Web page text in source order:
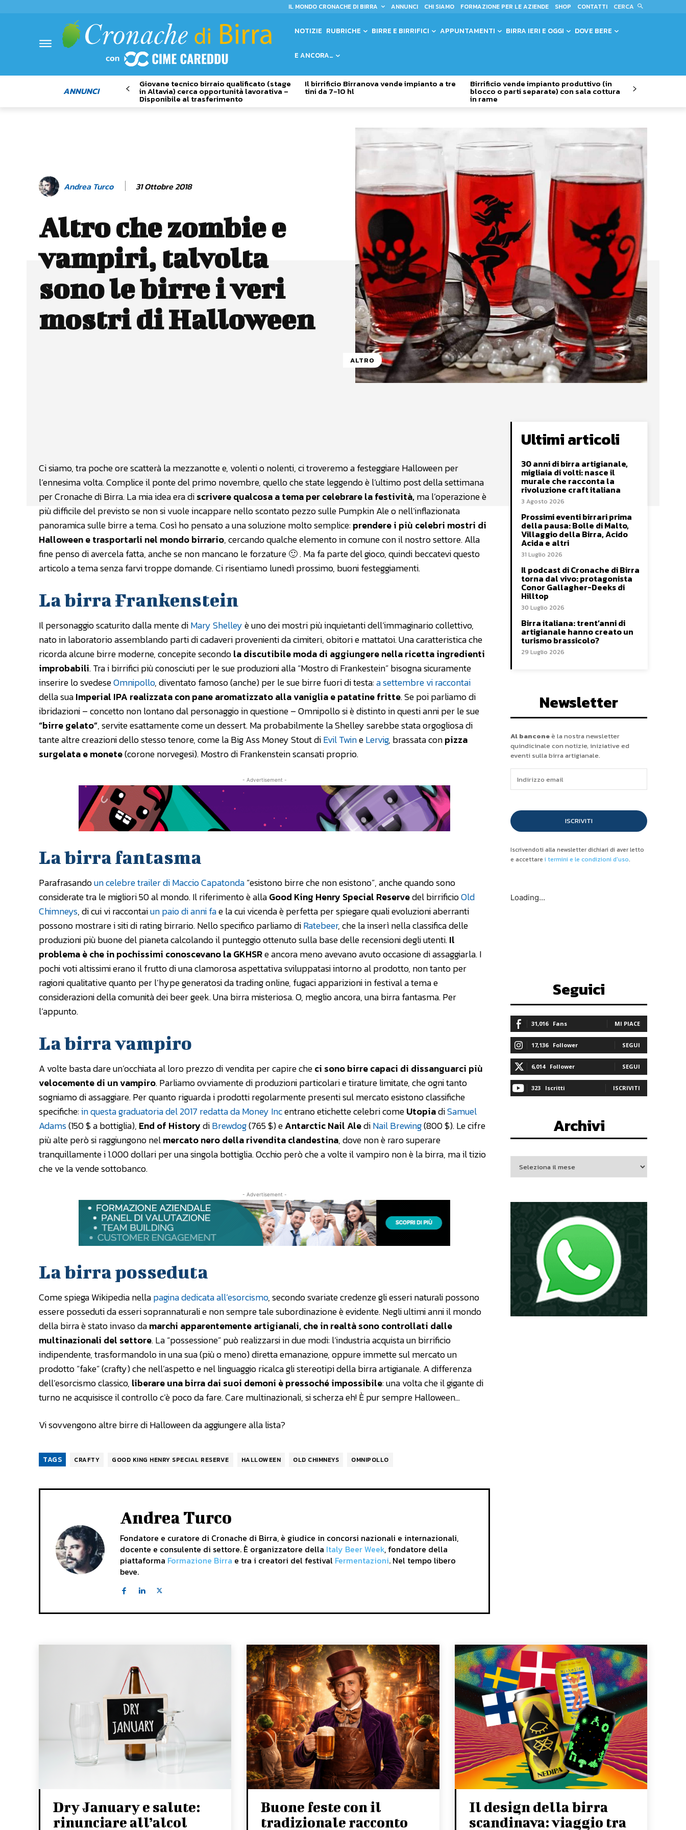
IL MONDO CRONACHE DI BIRRA ANNUNCI CHI SIAMO FORMAZIONE PER LE AZIENDE SHOP CONTATTI CERCA
NOTIZIE RUBRICHE BIRRE E BIRRIFICI APPUNTAMENTI BIRRA IERI E OGGI DOVE BERE
E ANCORA…
ANNUNCI
Giovane tecnico birraio qualificato (stage
in Altavia) cerca opportunità lavorativa –
Disponibile al trasferimento
Il birrificio Birranova vende impianto a tre
tini da 7-10 hl
Birrificio vende impianto produttivo (in
blocco o parti separate) con sala cottura
in rame
Andrea Turco 31 Ottobre 2018
Altro che zombie e
vampiri, talvolta
sono le birre i veri
mostri di Halloween
ALTRO
Ci siamo, tra poche ore scatterà la mezzanotte e, volenti o nolenti, ci troveremo a festeggiare Halloween per
l’ennesima volta. Complice il ponte del primo novembre, quello che state leggendo è l’ultimo post della settimana
per Cronache di Birra. La mia idea era discrivere qualcosa a tema per celebrare la festività,ma l’operazione è
più difficile del previsto se non si vuole incappare nello scontato pezzo sulle Pumpkin Ale o nell’inflazionata
panoramica sulle birre a tema. Così ho pensato a una soluzione molto semplice:prendere i più celebri mostri di
Halloween e trasportarli nel mondo birrario, cercando qualche elemento in comune con il nostro settore. Alla
fine penso di avercela fatta, anche se non mancano le forzature 🙂 . Ma fa parte del gioco, quindi beccatevi questo
articolo a tema senza farvi troppe domande. Ci risentiamo lunedì prossimo, buoni festeggiamenti.
La birra Frankenstein
Il personaggio scaturito dalla mente diMary Shelleyè uno dei mostri più inquietanti dell’immaginario collettivo,
nato in laboratorio assemblando parti di cadaveri provenienti da cimiteri, obitori e mattatoi. Una caratteristica che
ricorda alcune birre moderne, concepite secondola discutibile moda di aggiungere nella ricetta ingredienti
improbabili. Tra i birrifici più conosciuti per le sue produzioni alla “Mostro di Frankestein” bisogna sicuramente
inserire lo svedeseOmnipollo, diventato famoso (anche) per le sue birre fuori di testa:a settembre vi raccontai
della suaImperial IPA realizzata con pane aromatizzato alla vaniglia e patatine fritte. Se poi parliamo di
ibridazioni – concetto non lontano dal personaggio in questione – Omnipollo si è distinto in questi anni per le sue
“birre gelato”, servite esattamente come un dessert. Ma probabilmente la Shelley sarebbe stata orgogliosa di
tante altre creazioni dello stesso tenore, come la Big Ass Money Stout diEvil TwineLervig, brassata conpizza
surgelata e monete(corone norvegesi). Mostro di Frankenstein scansati proprio.
- Advertisement -
La birra fantasma
Parafrasandoun celebre trailer di Maccio Capatonda“esistono birre che non esistono”, anche quando sono
considerate tra le migliori 50 al mondo. Il riferimento è allaGood King Henry Special Reservedel birrificioOld
Chimneys, di cui vi raccontaiun paio di anni fae la cui vicenda è perfetta per spiegare quali evoluzioni aberranti
possono mostrare i siti di rating birrario. Nello specifico parliamo diRatebeer, che la inserì nella classifica delle
produzioni più buone del pianeta calcolando il punteggio ottenuto sulla base delle recensioni degli utenti.Il
problema è che in pochissimi conoscevano la GKHSRe ancora meno avevano avuto occasione di assaggiarla. I
pochi voti altissimi erano il frutto di una clamorosa aspettativa sviluppatasi intorno al prodotto, non tanto per
ragioni qualitative quanto per l’hype generatosi da trading online, fugaci apparizioni in festival a tema e
considerazioni della comunità dei beer geek. Una birra misteriosa. O, meglio ancora, una birra fantasma. Per
l’appunto.
La birra vampiro
A volte basta dare un’occhiata al loro prezzo di vendita per capire checi sono birre capaci di dissanguarci più
velocemente di un vampiro. Parliamo ovviamente di produzioni particolari e tirature limitate, che ogni tanto
sogniamo di assaggiare. Per quanto riguarda i prodotti regolarmente presenti sul mercato esistono classifiche
specifiche:in questa graduatoria del 2017 redatta da Money Incentrano etichette celebri comeUtopiadiSamuel
Adams(150 $ a bottiglia), End of HistorydiBrewdog(765 $) eAntarctic Nail AlediNail Brewing(800 $). Le cifre
più alte però si raggiungono nelmercato nero della rivendita clandestina, dove non è raro superare
tranquillamente i 1.000 dollari per una singola bottiglia. Occhio però che a volte il vampiro non è la birra, ma il tizio
che ve la vende sottobanco.
- Advertisement -
La birra posseduta
Come spiega Wikipedia nellapagina dedicata all’esorcismo, secondo svariate credenze gli esseri naturali possono
essere posseduti da esseri soprannaturali e non sempre tale subordinazione è evidente. Negli ultimi anni il mondo
della birra è stato invaso damarchi apparentemente artigianali, che in realtà sono controllati dalle
multinazionali del settore. La “possessione” può realizzarsi in due modi: l’industria acquista un birrificio
indipendente, trasformandolo in una sua (più o meno) diretta emanazione, oppure immette sul mercato un
prodotto “fake” (crafty) che nell’aspetto e nel linguaggio ricalca gli stereotipi della birra artigianale. A differenza
dell’esorcismo classico, liberare una birra dai suoi demoni è pressoché impossibile: una volta che il gigante di
turno ne acquisisce il controllo c’è poco da fare. Care multinazionali, si scherza eh! È pur sempre Halloween…
Vi sovvengono altre birre di Halloween da aggiungere alla lista?
TAGS CRAFTY GOOD KING HENRY SPECIAL RESERVE HALLOWEEN OLD CHIMNEYS OMNIPOLLO
Andrea Turco
Fondatore e curatore di Cronache di Birra, è giudice in concorsi nazionali e internazionali,
docente e consulente di settore. È organizzatore della Italy Beer Week, fondatore della
piattaforma Formazione Birra e tra i creatori del festival Fermentazioni. Nel tempo libero
beve.
Ultimi articoli
30 anni di birra artigianale,
migliaia di volti: nasce il
murale che racconta la
rivoluzione craft italiana
3 Agosto 2026
Prossimi eventi birrari prima
della pausa: Bolle di Malto,
Villaggio della Birra, Acido
Acida e altri
31 Luglio 2026
Il podcast di Cronache di Birra
torna dal vivo: protagonista
Conor Gallagher-Deeks di
Hilltop
30 Luglio 2026
Birra italiana: trent’anni di
artigianale hanno creato un
turismo brassicolo?
29 Luglio 2026
Newsletter
Al banconeè la nostra newsletter
quindicinale con notizie, iniziative ed
eventi sulla birra artigianale.
ISCRIVITI
Iscrivendoti alla newsletter dichiari di aver letto
e accettare i termini e le condizioni d'uso.
Loading...
Seguici
31,016 Fans MI PIACE
17,136 Follower SEGUI
6,014 Follower SEGUI
323 Iscritti ISCRIVITI
Archivi
Dry January e salute:
rinunciare all’alcol
Buone feste con il
tradizionale racconto
Il design della birra
scandinava: viaggio tra